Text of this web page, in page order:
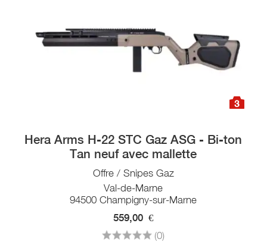
3
Hera Arms H-22 STC Gaz ASG - Bi-ton
Tan neuf avec mallette
Offre / Snipes Gaz
Val-de-Marne
94500 Champigny-sur-Marne
559,00 €
(0)